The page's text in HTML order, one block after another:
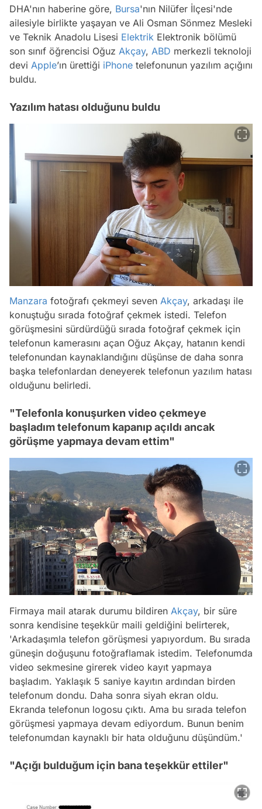
DHA'nın haberine göre, Bursa'nın Nilüfer İlçesi'nde
ailesiyle birlikte yaşayan ve Ali Osman Sönmez Mesleki
ve Teknik Anadolu Lisesi Elektrik Elektronik bölümü
son sınıf öğrencisi Oğuz Akçay, ABD merkezli teknoloji
devi Apple’ın ürettiği iPhone telefonunun yazılım açığını
buldu.
Yazılım hatası olduğunu buldu
Manzara fotoğrafı çekmeyi seven Akçay, arkadaşı ile
konuştuğu sırada fotoğraf çekmek istedi. Telefon
görüşmesini sürdürdüğü sırada fotoğraf çekmek için
telefonun kamerasını açan Oğuz Akçay, hatanın kendi
telefonundan kaynaklandığını düşünse de daha sonra
başka telefonlardan deneyerek telefonun yazılım hatası
olduğunu belirledi.
"Telefonla konuşurken video çekmeye
başladım telefonum kapanıp açıldı ancak
görüşme yapmaya devam ettim"
Firmaya mail atarak durumu bildiren Akçay, bir süre
sonra kendisine teşekkür maili geldiğini belirterek,
'Arkadaşımla telefon görüşmesi yapıyordum. Bu sırada
güneşin doğuşunu fotoğraflamak istedim. Telefonumda
video sekmesine girerek video kayıt yapmaya
başladım. Yaklaşık 5 saniye kayıtın ardından birden
telefonum dondu. Daha sonra siyah ekran oldu.
Ekranda telefonun logosu çıktı. Ama bu sırada telefon
görüşmesi yapmaya devam ediyordum. Bunun benim
telefonumdan kaynaklı bir hata olduğunu düşündüm.'
"Açığı bulduğum için bana teşekkür ettiler"